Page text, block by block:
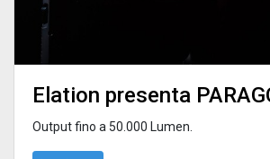
Elation presenta
Output fino a 50.000 Lumen.